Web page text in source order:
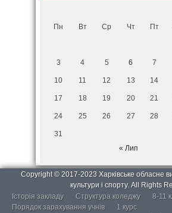
Пн Вт Ср Чт Пт
3 4 5 6 7
10 11 12 13 14
17 18 19 20 21
24 25 26 27 28
31
« Лип
Copyright © 2017-2023 Харківське обласне
культури і спорту. All Rights
Історія закладу
Структура коледжу
8-11
Порядок зарахування учнів
1 курс